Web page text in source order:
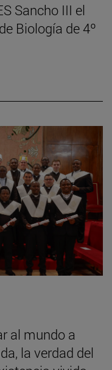
Sancho III el
Biología de 4º
al mundo a
la verdad del